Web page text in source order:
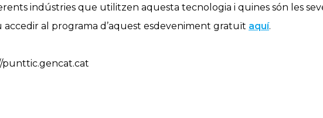
indústries que utilitzen aquesta tecnologia i quines són les
accedir al programa d’aquest esdeveniment gratuït aquí.
punttic.gencat.cat